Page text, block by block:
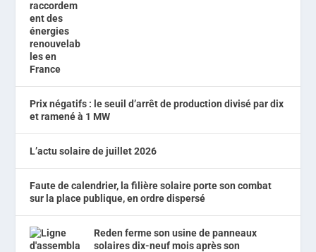
Prix négatifs : le seuil d’arrêt de production divisé par dix
et ramené à 1 MW
L’actu solaire de juillet 2026
Faute de calendrier, la filière solaire porte son combat
sur la place publique, en ordre dispersé
Reden ferme son usine de panneaux
solaires dix-neuf mois après son